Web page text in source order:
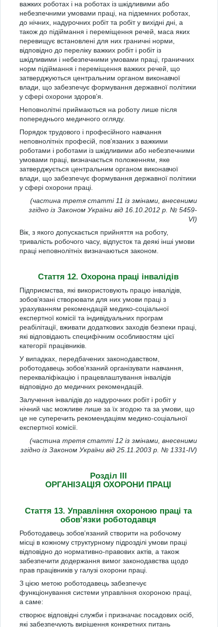
важких роботах і на роботах із шкідливими або
небезпечними умовами праці, на підземних роботах,
до нічних, надурочних робіт та робіт у вихідні дні, а
також до підіймання і переміщення речей, маса яких
перевищує встановлені для них граничні норми,
відповідно до переліку важких робіт і робіт із
шкідливими і небезпечними умовами праці, граничних
норм підіймання і переміщення важких речей, що
затверджуються центральним органом виконавчої
влади, що забезпечує формування державної політики
у сфері охорони здоров’я.
Неповнолітні приймаються на роботу лише після
попереднього медичного огляду.
Порядок трудового і професійного навчання
неповнолітніх професій, пов’язаних з важкими
роботами і роботами із шкідливими або небезпечними
умовами праці, визначається положенням, яке
затверджується центральним органом виконавчої
влади, що забезпечує формування державної політики
у сфері охорони праці.
(частина третя статті 11 із змінами, внесеними
згідно із Законом України від 16.10.2012 р. № 5459-
VI)
Вік, з якого допускається прийняття на роботу,
тривалість робочого часу, відпусток та деякі інші умови
праці неповнолітніх визначаються законом.
Стаття 12. Охорона праці інвалідів
Підприємства, які використовують працю інвалідів,
зобов’язані створювати для них умови праці з
урахуванням рекомендацій медико-соціальної
експертної комісії та індивідуальних програм
реабілітації, вживати додаткових заходів безпеки праці,
які відповідають специфічним особливостям цієї
категорії працівників.
У випадках, передбачених законодавством,
роботодавець зобов’язаний організувати навчання,
перекваліфікацію і працевлаштування інвалідів
відповідно до медичних рекомендацій.
Залучення інвалідів до надурочних робіт і робіт у
нічний час можливе лише за їх згодою та за умови, що
це не суперечить рекомендаціям медико-соціальної
експертної комісії.
(частина третя статті 12 із змінами, внесеними
згідно із Законом України від 25.11.2003 р. № 1331-IV)
Розділ III
ОРГАНІЗАЦІЯ ОХОРОНИ ПРАЦІ
Стаття 13. Управління охороною праці та
обов’язки роботодавця
Роботодавець зобов’язаний створити на робочому
місці в кожному структурному підрозділі умови праці
відповідно до нормативно-правових актів, а також
забезпечити додержання вимог законодавства щодо
прав працівників у галузі охорони праці.
З цією метою роботодавець забезпечує
функціонування системи управління охороною праці,
а саме:
створює відповідні служби і призначає посадових осіб,
які забезпечують вирішення конкретних питань